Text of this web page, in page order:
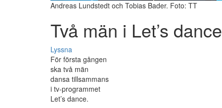
Andreas Lundstedt och Tobias Bader. Foto: TT
Två män i Let’s dance
Lyssna
För första gången
ska två män
dansa tillsammans
i tv-programmet
Let’s dance.